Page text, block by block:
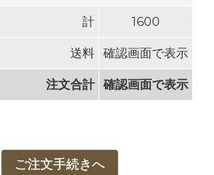
計 1600
送料 確認画面で表示
注文合計 確認画面で表示
ご注文手続きへ